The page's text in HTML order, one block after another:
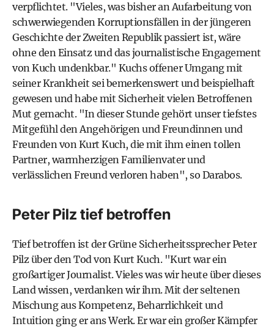
verpflichtet. "Vieles, was bisher an Aufarbeitung von
schwerwiegenden Korruptionsfällen in der jüngeren
Geschichte der Zweiten Republik passiert ist, wäre
ohne den Einsatz und das journalistische Engagement
von Kuch undenkbar." Kuchs offener Umgang mit
seiner Krankheit sei bemerkenswert und beispielhaft
gewesen und habe mit Sicherheit vielen Betroffenen
Mut gemacht. "In dieser Stunde gehört unser tiefstes
Mitgefühl den Angehörigen und Freundinnen und
Freunden von Kurt Kuch, die mit ihm einen tollen
Partner, warmherzigen Familienvater und
verlässlichen Freund verloren haben", so Darabos.
Peter Pilz tief betroffen
Tief betroffen ist der Grüne Sicherheitssprecher Peter
Pilz über den Tod von Kurt Kuch. "Kurt war ein
großartiger Journalist. Vieles was wir heute über dieses
Land wissen, verdanken wir ihm. Mit der seltenen
Mischung aus Kompetenz, Beharrlichkeit und
Intuition ging er ans Werk. Er war ein großer Kämpfer